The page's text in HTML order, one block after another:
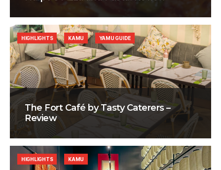
The Fort Café by Tasty Caterers –
Review
HIGHLIGHTS KAMU YAMU GUIDE
HIGHLIGHTS KAMU